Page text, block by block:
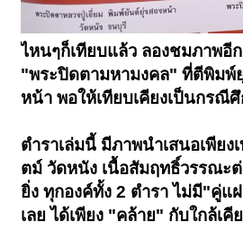
ไหนๆก็เทียบแล้ว ลองชมภาพอี
"พระปิดตามหามงคล" ที่ตีพิมพ์
หน้า พอให้เทียบเคียงเป็นกรณี
ตำราเล่มนี้ มีภาพนำเสนอเพีย
ตม์ วัดหนัง เนื้อสัมฤทธิ์วรรณะ
ยิ่ง ทุกองค์ทั้ง 2 ตำรา ไม่มี"คู่แ
เลย ได้เพียง "คล้าย" กับใกล้เคี